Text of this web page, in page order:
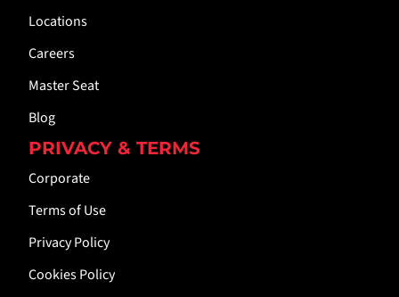
Locations
Careers
Master Seat
Blog
PRIVACY & TERMS
Corporate
Terms of Use
Privacy Policy
Cookies Policy